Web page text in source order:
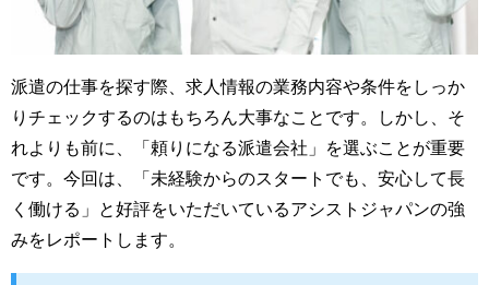
派遣の仕事を探す際、求人情報の業務内容や条件をしっか
りチェックするのはもちろん大事なことです。しかし、そ
れよりも前に、「頼りになる派遣会社」を選ぶことが重要
です。今回は、「未経験からのスタートでも、安心して長
く働ける」と好評をいただいているアシストジャパンの強
みをレポートします。